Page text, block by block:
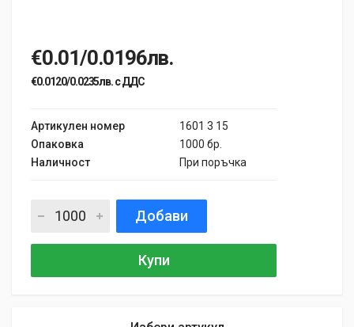
€0.01/0.0196лв.
€0.0120/0.0235лв. с ДДС
Артикулен номер
1601 3 15
Опаковка
1000 бр.
Наличност
При поръчка
Добави
Купи